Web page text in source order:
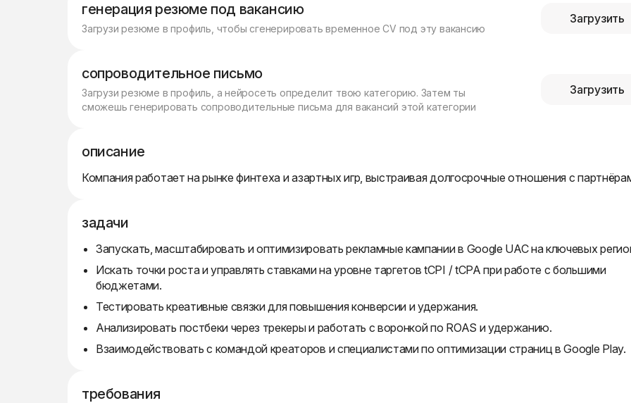
генерация резюме под вакансию
Загрузи резюме в профиль, чтобы сгенерировать временное CV под эту вакансию
Загрузить
сопроводительное письмо
Загрузи резюме в профиль, а нейросеть определит твою категорию. Затем ты
сможешь генерировать сопроводительные письма для вакансий этой категории
Загрузить
описание
Компания работает на рынке финтеха и азартных игр, выстраивая долгосрочные отношения с
задачи
Запускать, масштабировать и оптимизировать рекламные кампании в Google UAC на ключевых
Искать точки роста и управлять ставками на уровне таргетов tCPI / tCPA при работе с большими
бюджетами.
Тестировать креативные связки для повышения конверсии и удержания.
Анализировать постбеки через трекеры и работать с воронкой по ROAS и удержанию.
Взаимодействовать с командой креаторов и специалистами по оптимизации страниц в Google Play.
требования